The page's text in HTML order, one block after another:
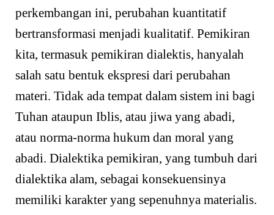
perkembangan ini, perubahan kuantitatif
bertransformasi menjadi kualitatif. Pemikiran
kita, termasuk pemikiran dialektis, hanyalah
salah satu bentuk ekspresi dari perubahan
materi. Tidak ada tempat dalam sistem ini bagi
Tuhan ataupun Iblis, atau jiwa yang abadi,
atau norma-norma hukum dan moral yang
abadi. Dialektika pemikiran, yang tumbuh dari
dialektika alam, sebagai konsekuensinya
memiliki karakter yang sepenuhnya materialis.